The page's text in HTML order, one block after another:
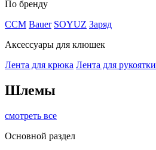
По бренду
CCM Bauer SOYUZ Заряд
Аксессуары для клюшек
Лента для крюка Лента для рукоятки
Шлемы
смотреть все
Основной раздел